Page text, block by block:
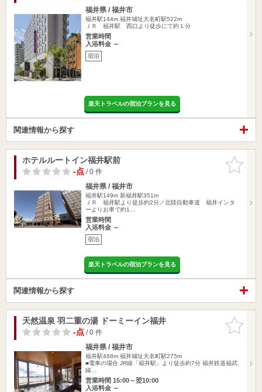
福井県 / 福井市
福井駅144m 福井城址大名町駅522m
ＪＲ 福井駅 西口より徒歩にて約１分
営業時間
入浴料金 ～
宿泊
楽天トラベルの宿泊プランを見る
関連情報から探す
お気に入
りに追加
ホテルルートイン福井駅前
-点/ 0 件
福井県 / 福井市
福井駅149m 新福井駅351m
ＪＲ 福井駅より徒歩約2分／北陸自動車道 福井インタ
ーよりお車で約1…
営業時間
入浴料金 ～
宿泊
楽天トラベルの宿泊プランを見る
関連情報から探す
お気に入
りに追加
天然温泉 羽二重の湯 ドーミーイン福井
-点/ 0 件
福井県 / 福井市
福井駅468m 福井城址大名町駅275m
■電車の場合 JR線「福井駅」より徒歩約7分 福井鉄道福武
線…
営業時間 15:00～翌10:00
入浴料金 ～